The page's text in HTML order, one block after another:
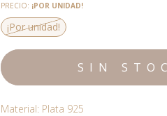
PRECIO: ¡POR UNIDAD!
¡Por unidad!
Material: Plata 925